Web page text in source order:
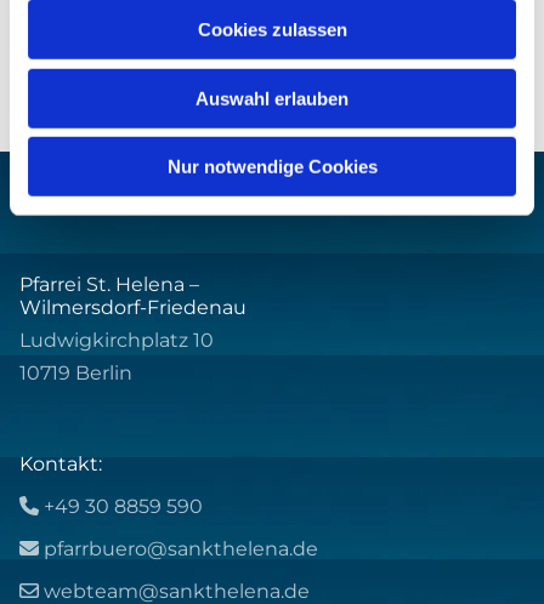
Cookies zulassen
Auswahl erlauben
Nur notwendige Cookies
Pfarrei St. Helena –
Wilmersdorf-Friedenau
Ludwigkirchplatz 10
10719 Berlin
Kontakt:
 +49 30 8859 590
 pfarrbuero@sankthelena.de
 webteam@sankthelena.de